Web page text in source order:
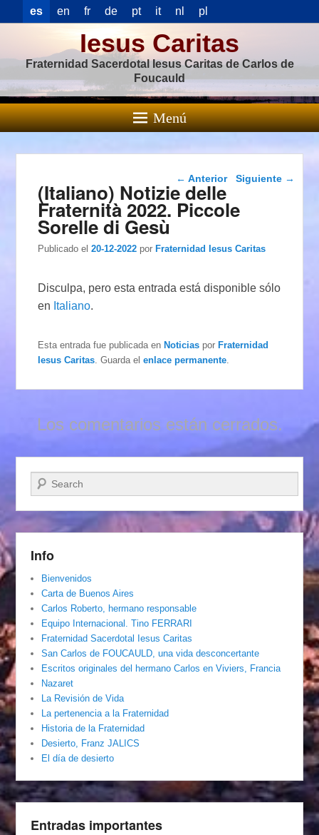
es en fr de pt it nl pl
Iesus Caritas
Fraternidad Sacerdotal Iesus Caritas de Carlos de
Foucauld
Menú
Navegación de
entradas
← Anterior Siguiente →
(Italiano) Notizie delle
Fraternità 2022. Piccole
Sorelle di Gesù
Publicado el 20-12-2022 porFraternidad Iesus Caritas
Disculpa, pero esta entrada está disponible sólo
en Italiano.
Esta entrada fue publicada enNoticias porFraternidad
Iesus Caritas . Guarda elenlace permanente
Los comentarios están cerrados.
Buscar
Info
Bienvenidos
Carta de Buenos Aires
Carlos Roberto, hermano responsable
Equipo Internacional. Tino FERRARI
Fraternidad Sacerdotal Iesus Caritas
San Carlos de FOUCAULD, una vida desconcertante
Escritos originales del hermano Carlos en Viviers, Francia
Nazaret
La Revisión de Vida
La pertenencia a la Fraternidad
Historia de la Fraternidad
Desierto, Franz JALICS
El día de desierto
Entradas importantes